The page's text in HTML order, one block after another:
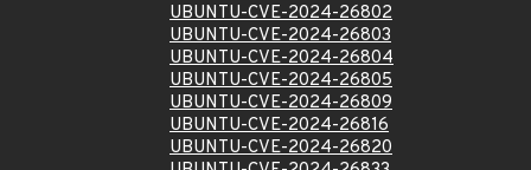
UBUNTU-CVE-2024-26802
UBUNTU-CVE-2024-26803
UBUNTU-CVE-2024-26804
UBUNTU-CVE-2024-26805
UBUNTU-CVE-2024-26809
UBUNTU-CVE-2024-26816
UBUNTU-CVE-2024-26820